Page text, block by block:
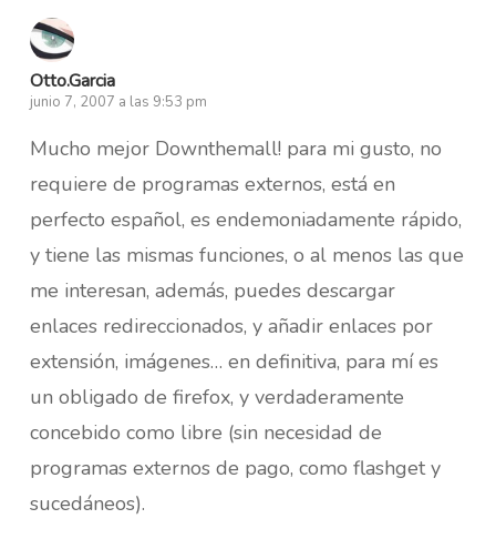
Otto.Garcia
junio 7, 2007 a las 9:53 pm
Mucho mejor Downthemall! para mi gusto, no
requiere de programas externos, está en
perfecto español, es endemoniadamente rápido,
y tiene las mismas funciones, o al menos las que
me interesan, además, puedes descargar
enlaces redireccionados, y añadir enlaces por
extensión, imágenes… en definitiva, para mí es
un obligado de firefox, y verdaderamente
concebido como libre (sin necesidad de
programas externos de pago, como flashget y
sucedáneos).